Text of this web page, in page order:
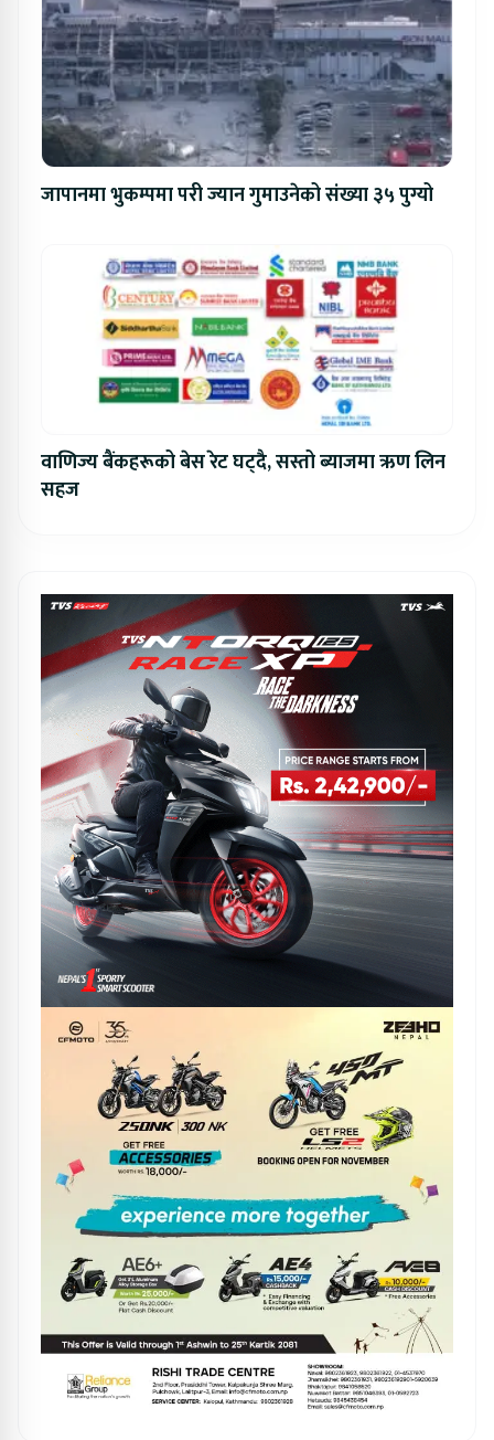
जापानमा भुकम्पमा परी ज्यान गुमाउनेको संख्या ३५ पुग्यो
वाणिज्य बैंकहरूको बेस रेट घट्दै, सस्तो ब्याजमा ऋण लिन
सहज